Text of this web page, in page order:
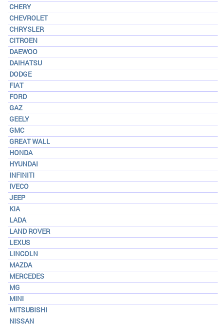
CHERY
CHEVROLET
CHRYSLER
CITROEN
DAEWOO
DAIHATSU
DODGE
FIAT
FORD
GAZ
GEELY
GMC
GREAT WALL
HONDA
HYUNDAI
INFINITI
IVECO
JEEP
KIA
LADA
LAND ROVER
LEXUS
LINCOLN
MAZDA
MERCEDES
MG
MINI
MITSUBISHI
NISSAN